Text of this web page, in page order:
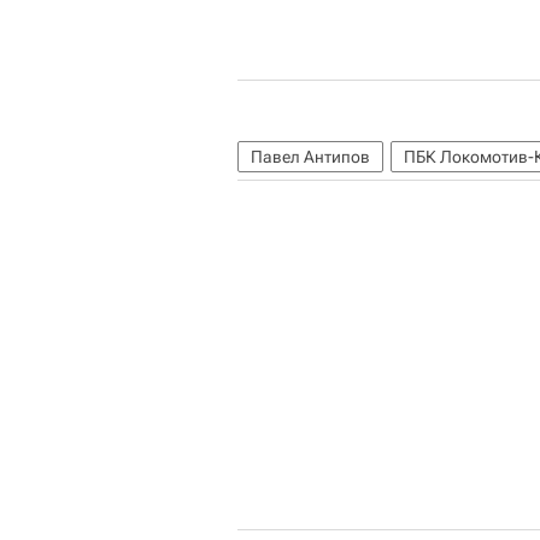
Павел Антипов ПБК Локомотив-